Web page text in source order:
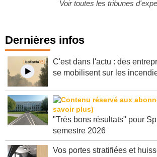
Dernières infos
C'est dans l'actu : des
"Très bons résultats" pour